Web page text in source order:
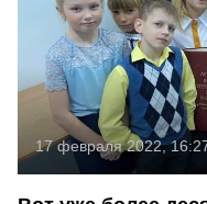
17 февраля 2022,